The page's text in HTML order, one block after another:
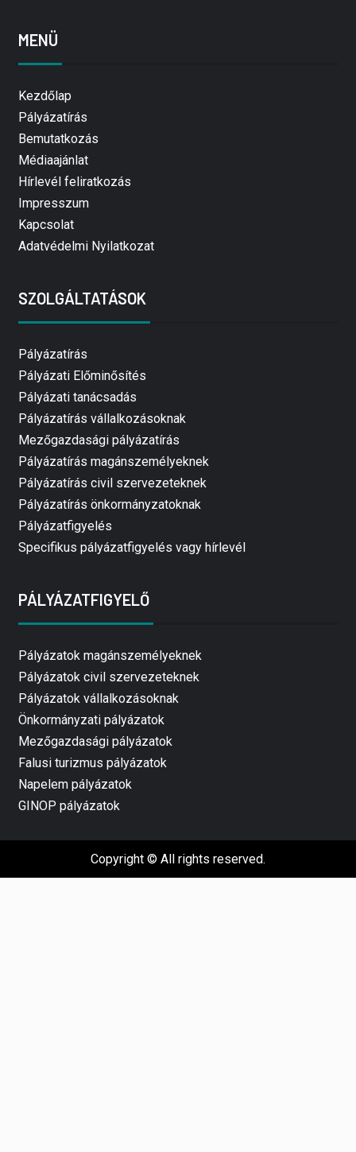
MENÜ
Kezdőlap
Pályázatírás
Bemutatkozás
Médiaajánlat
Hírlevél feliratkozás
Impresszum
Kapcsolat
Adatvédelmi Nyilatkozat
SZOLGÁLTATÁSOK
Pályázatírás
Pályázati Előminősítés
Pályázati tanácsadás
Pályázatírás vállalkozásoknak
Mezőgazdasági pályázatírás
Pályázatírás magánszemélyeknek
Pályázatírás civil szervezeteknek
Pályázatírás önkormányzatoknak
Pályázatfigyelés
Specifikus pályázatfigyelés vagy hírlevél
PÁLYÁZATFIGYELŐ
Pályázatok magánszemélyeknek
Pályázatok civil szervezeteknek
Pályázatok vállalkozásoknak
Önkormányzati pályázatok
Mezőgazdasági pályázatok
Falusi turizmus pályázatok
Napelem pályázatok
GINOP pályázatok
Copyright © All rights reserved.